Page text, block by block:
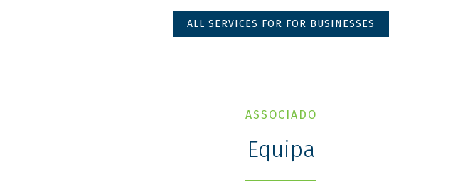
ALL SERVICES FOR FOR BUSINESSES
ASSOCIADO
Equipa